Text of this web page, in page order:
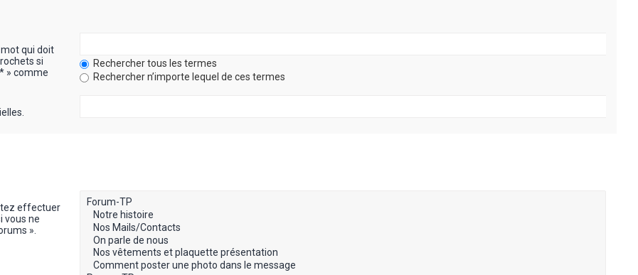
qui doit
si
» comme
Rechercher tous les termes
Rechercher n’importe lequel de ces termes
effectuer
vous ne
».